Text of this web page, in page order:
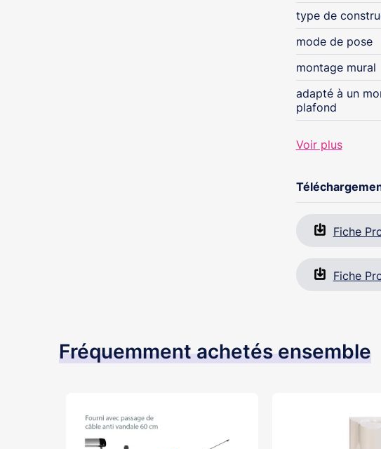
type de
mode de pose
montage mural
adapté à un
plafond
Voir plus
Fiche
Fiche
Fréquemment achetés ensemble